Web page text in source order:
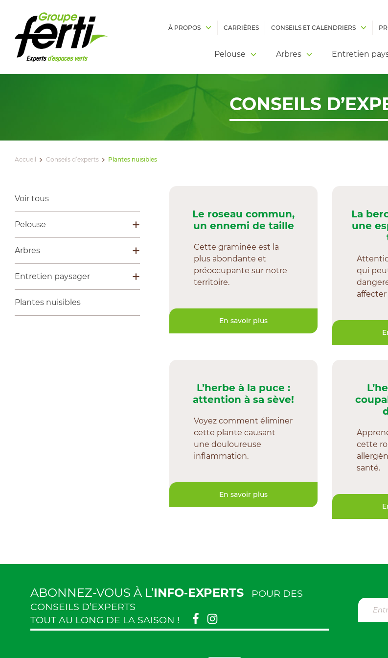
À PROPOS CARRIÈRES CONSEILS ET CALENDRIERS
Pelouse Arbres Entretien
CONSEILS
Accueil Conseils d’experts Plantes nuisibles
Voir tous
Pelouse
Pratiques culturales
Arbres
Pratiques culturales
Entretien paysager
Plantes nuisibles
Le roseau commun,
un ennemi de taille
Cette graminée est la
plus abondante et
préoccupante sur notre
territoire.
En savoir plus
La
une
qui
L’herbe à la puce :
attention à sa sève!
Voyez comment éliminer
cette plante causant
une douloureuse
inflammation.
En savoir plus
cette
santé.
ABONNEZ-VOUS À L’INFO‑EXPERTS
POUR DES
CONSEILS D’EXPERTS
TOUT AU LONG DE LA SAISON !